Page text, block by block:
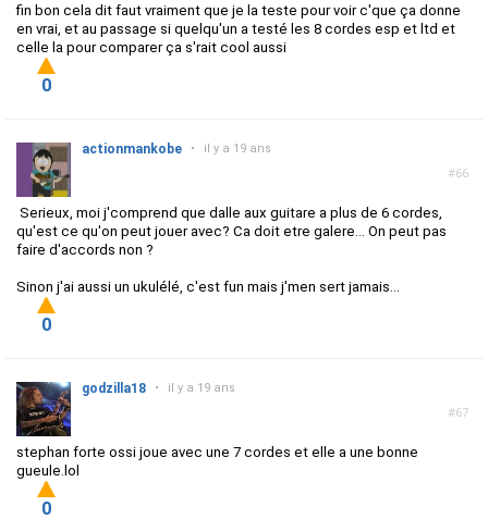
fin bon cela dit faut vraiment que je la teste pour voir c'que ça donne
en vrai, et au passage si quelqu'un a testé les 8 cordes esp et ltd et
celle la pour comparer ça s'rait cool aussi
0
#66
actionmankobe • il y a 19 ans
Serieux, moi j'comprend que dalle aux guitare a plus de 6 cordes,
qu'est ce qu'on peut jouer avec? Ca doit etre galere... On peut pas
faire d'accords non ?
Sinon j'ai aussi un ukulélé, c'est fun mais j'men sert jamais...
0
#67
godzilla18 • il y a 19 ans
stephan forte ossi joue avec une 7 cordes et elle a une bonne
gueule.lol
0